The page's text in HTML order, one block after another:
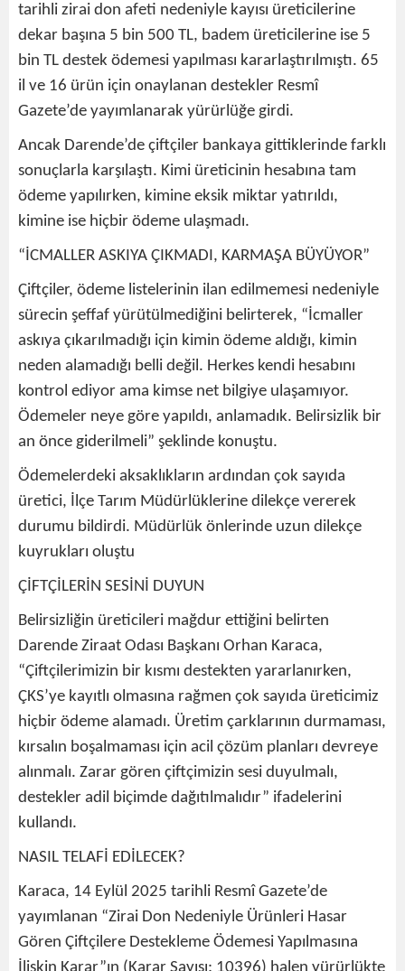
tarihli zirai don afeti nedeniyle kayısı üreticilerine
dekar başına 5 bin 500 TL, badem üreticilerine ise 5
bin TL destek ödemesi yapılması kararlaştırılmıştı. 65
il ve 16 ürün için onaylanan destekler Resmî
Gazete’de yayımlanarak yürürlüğe girdi.
Ancak Darende’de çiftçiler bankaya gittiklerinde farklı
sonuçlarla karşılaştı. Kimi üreticinin hesabına tam
ödeme yapılırken, kimine eksik miktar yatırıldı,
kimine ise hiçbir ödeme ulaşmadı.
“İCMALLER ASKIYA ÇIKMADI, KARMAŞA BÜYÜYOR”
Çiftçiler, ödeme listelerinin ilan edilmemesi nedeniyle
sürecin şeffaf yürütülmediğini belirterek, “İcmaller
askıya çıkarılmadığı için kimin ödeme aldığı, kimin
neden alamadığı belli değil. Herkes kendi hesabını
kontrol ediyor ama kimse net bilgiye ulaşamıyor.
Ödemeler neye göre yapıldı, anlamadık. Belirsizlik bir
an önce giderilmeli” şeklinde konuştu.
Ödemelerdeki aksaklıkların ardından çok sayıda
üretici, İlçe Tarım Müdürlüklerine dilekçe vererek
durumu bildirdi. Müdürlük önlerinde uzun dilekçe
kuyrukları oluştu
ÇİFTÇİLERİN SESİNİ DUYUN
Belirsizliğin üreticileri mağdur ettiğini belirten
Darende Ziraat Odası Başkanı Orhan Karaca,
“Çiftçilerimizin bir kısmı destekten yararlanırken,
ÇKS’ye kayıtlı olmasına rağmen çok sayıda üreticimiz
hiçbir ödeme alamadı. Üretim çarklarının durmaması,
kırsalın boşalmaması için acil çözüm planları devreye
alınmalı. Zarar gören çiftçimizin sesi duyulmalı,
destekler adil biçimde dağıtılmalıdır” ifadelerini
kullandı.
NASIL TELAFİ EDİLECEK?
Karaca, 14 Eylül 2025 tarihli Resmî Gazete’de
yayımlanan “Zirai Don Nedeniyle Ürünleri Hasar
Gören Çiftçilere Destekleme Ödemesi Yapılmasına